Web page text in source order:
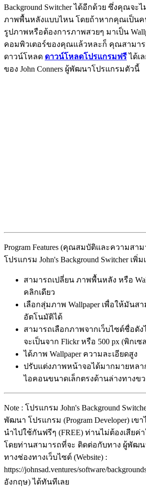
Background Switcher ได้อีกด้วย ซึ่งคุณจะ
ภาพพื้นหลังแบบไหน โดยถ้าหากคุณเป็น
รูปภาพหรือต้องการภาพสวยๆ มาเป็น
คอมพิวเตอร์ของคุณแล้วหละก็ คุณสามาร
ดาวน์โหลด ดาวน์โหลดโปรแกรมฟรีได้เ
ของ John Conners ผู้พัฒนาโปรแกรมตัวนี้
Program Features (คุณสมบัติและความสา
โปรแกรม John's Background Switcher เพิ่ม
สามารถเปลี่ยน ภาพพื้นหลัง หรือ
คลิกเดียว
เลือกสุ่มภาพ Wallpaper เพื่อให้มันส
อัตโนมัติได้
สามารถเลือกภาพจากเว็บไซต์ชื่อดั
จะเป็นจาก Flickr หรือ 500 px (พิกเซ
ได้ภาพ Wallpaper ความละเอียดสูง
ปรับแต่งภาพหน้าจอได้มากมายหลา
ไอคอนขนาดเล็กตรงด้านล่างทางข
Note : โปรแกรม John's Background
พัฒนา โปรแกรม (Program Developer) เ
นำไปใช้กันฟรีๆ (FREE) ท่านไม่ต้องเสียค่
โดยท่านสามารถที่จะ ติดต่อกับทาง ผู้พัฒ
ทางช่องทางเว็บไซต์ (Website) :
https://johnsad.ventures/software/
อังกฤษ) ได้ทันทีเลย